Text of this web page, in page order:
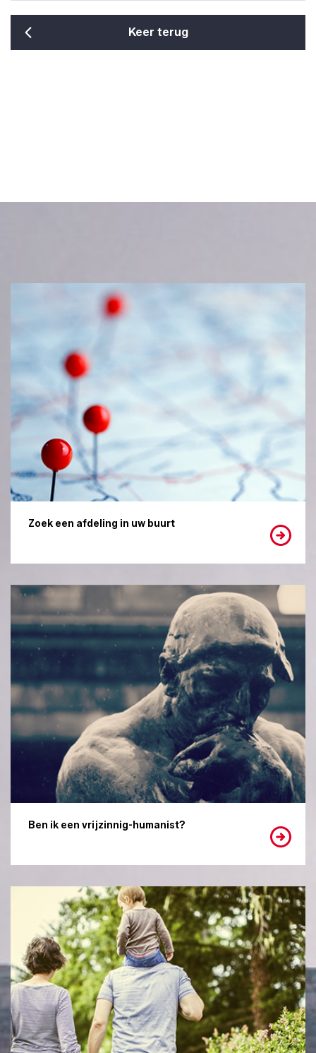
Keer terug
Zoek een afdeling in uw buurt
Ben ik een vrijzinnig-humanist?